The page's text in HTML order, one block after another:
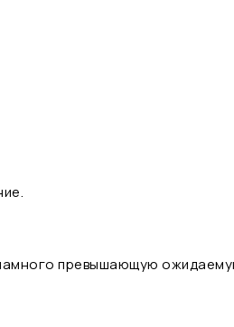
превышающую